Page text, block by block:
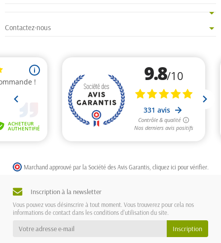
Contactez-nous
Marchand approuvé par la Société des Avis Garantis, cliquez ici pour vérifier
Inscription à la newsletter
Vous pouvez vous désinscrire à tout moment. Vous trouverez pour cela nos
informations de contact dans les conditions d'utilisation du site.